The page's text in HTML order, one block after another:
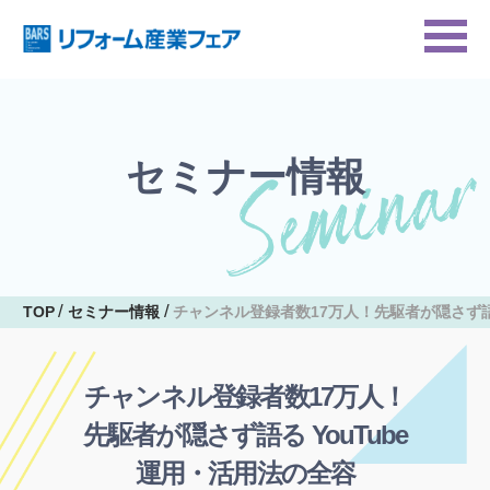
セミナー情報
TOP セミナー情報 チャンネル登録者数17万人！先駆者が隠さ
チャンネル登録者数17万人！
先駆者が隠さず語る YouTube
運用・活用法の全容